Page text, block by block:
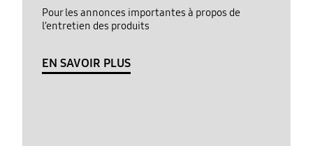
Pour les annonces importantes à propos de
l’entretien des produits
EN SAVOIR PLUS